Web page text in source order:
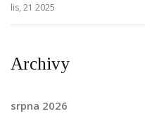
lis, 21 2025
Archivy
srpna 2026